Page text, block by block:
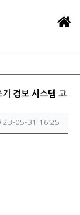
경보 시스템 고
23-05-31 16:25